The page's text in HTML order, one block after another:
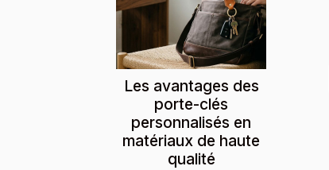
Les avantages des
porte-clés
personnalisés en
matériaux de haute
qualité